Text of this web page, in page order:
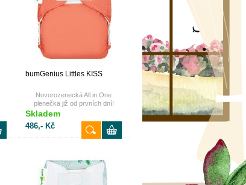
bumGenius Littles KISS
Novorozenecká All in One
plenečka již od prvních dní!
Skladem
486,- Kč